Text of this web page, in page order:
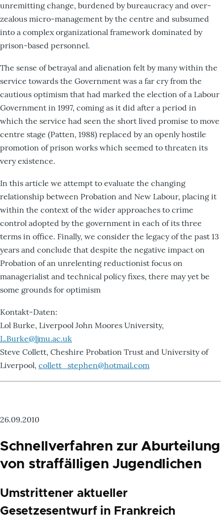
unremitting change, burdened by bureaucracy and over-
zealous micro-management by the centre and subsumed
into a complex organizational framework dominated by
prison-based personnel.
The sense of betrayal and alienation felt by many within the
service towards the Government was a far cry from the
cautious optimism that had marked the election of a Labour
Government in 1997, coming as it did after a period in
which the service had seen the short lived promise to move
centre stage (Patten, 1988) replaced by an openly hostile
promotion of prison works which seemed to threaten its
very existence.
In this article we attempt to evaluate the changing
relationship between Probation and New Labour, placing it
within the context of the wider approaches to crime
control adopted by the government in each of its three
terms in office. Finally, we consider the legacy of the past 13
years and conclude that despite the negative impact on
Probation of an unrelenting reductionist focus on
managerialist and technical policy fixes, there may yet be
some grounds for optimism
Kontakt-Daten:
Lol Burke, Liverpool John Moores University,
L.Burke@ljmu.ac.uk
Steve Collett, Cheshire Probation Trust and University of
Liverpool, collett_stephen@hotmail.com
26.09.2010
Schnellverfahren zur Aburteilung
von straffälligen Jugendlichen
Umstrittener aktueller
Gesetzesentwurf in Frankreich